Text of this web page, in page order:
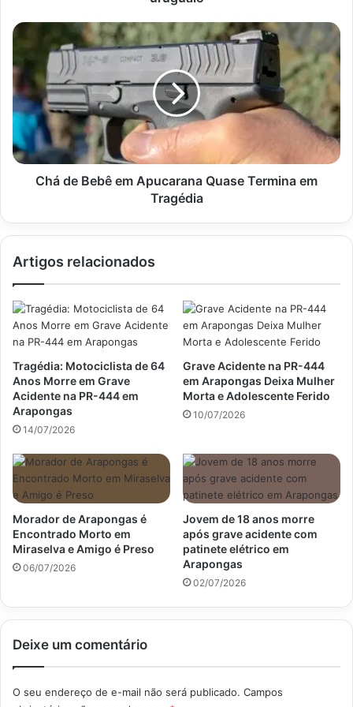
Chá
Bebê
Apucarana
Quase
Termina
em
Tragédia
Chá de Bebê em Apucarana Quase Termina em
Tragédia
Artigos relacionados
Tragédia: Motociclista de 64
Anos Morre em Grave
Acidente na PR-444 em
Arapongas
14/07/2026
Grave Acidente na PR-444
em Arapongas Deixa Mulher
Morta e Adolescente Ferido
10/07/2026
Morador de Arapongas é
Encontrado Morto em
Miraselva e Amigo é Preso
06/07/2026
Jovem de 18 anos morre
após grave acidente com
patinete elétrico em
Arapongas
02/07/2026
Deixe um comentário
O seu endereço de e-mail não será publicado. Campos